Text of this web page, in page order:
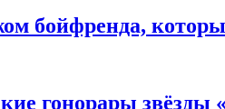
бойфренда,
гонорары звёзды